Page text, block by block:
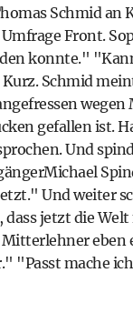
Schmid an
Front.
konnte."
Schmid
gefallen ist.
Und
Und weiter
dass jetzt die
eben
"Passt mache